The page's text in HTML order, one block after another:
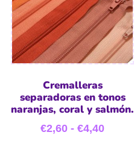
Cremalleras
separadoras en tonos
naranjas, coral y salmón.
€2,60 - €4,40